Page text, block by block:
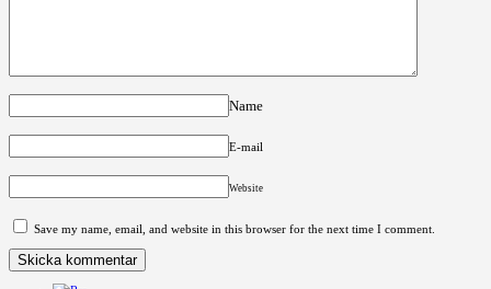
Name
E-mail
Website
Save my name, email, and website in this browser for the next time I comment.